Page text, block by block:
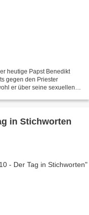
heutige Papst Benedikt
gegen den Priester
er über seine sexuellen
in Stichworten